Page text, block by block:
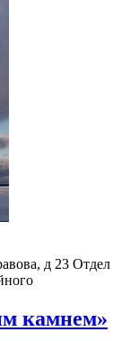
д 23 Отдел
камнем»